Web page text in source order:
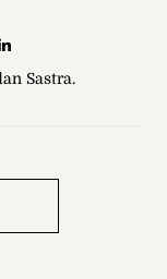
Sastra.